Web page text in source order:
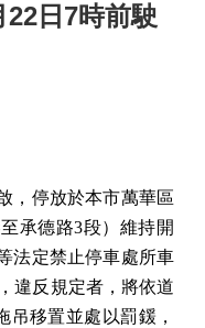
日7時前駛
，停放於本市萬華區
承德路3段）維持開
法定禁止停車處所車
違反規定者，將依道
吊移置並處以罰鍰，